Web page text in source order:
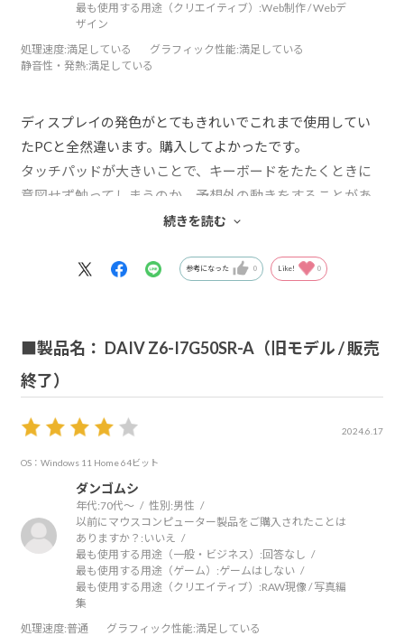
最も使用する用途（クリエイティブ）:Web制作 / Webデ
ザイン
処理速度:満足している グラフィック性能:満足している
静音性・発熱:満足している
ディスプレイの発色がとてもきれいでこれまで使用してい
たPCと全然違います。購入してよかったです。
タッチパッドが大きいことで、キーボードをたたくときに
意図せず触ってしまうのか、予想外の動きをすることがあ
り最初は戸惑いましたが、だんだん慣れてきました。はじ
いただきましたが、実機も見てもらい問題なしでした。わ
以前のPCは同じインチサイズでしたが、このPCの方が、3
Photoshop、illustrator、DW、XDを主に使いますが、サク
サク動きます。
続きを読む
参考になった 0 Like! 0
■製品名： DAIV Z6-I7G50SR-A（旧モデル / 販売
終了）
2024.6.17
OS：Windows 11 Home 64ビット
ダンゴムシ
年代:70代～ 性別:男性
以前にマウスコンピューター製品をご購入されたことは
ありますか？: いいえ
最も使用する用途（一般・ビジネス）: 回答なし
最も使用する用途（ゲーム）:ゲームはしない
最も使用する用途（クリエイティブ）:RAW現像 / 写真編
集
処理速度:普通 グラフィック性能:満足している